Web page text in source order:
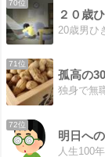
70位
２０歳
71位
孤高の
72位